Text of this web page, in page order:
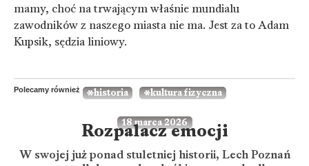
mamy, choć na trwającym właśnie mundialu
zawodników z naszego miasta nie ma. Jest za to Adam
Kupsik, sędzia liniowy.
Polecamy również
18 marca 2026
historia kultura fizyczna
Rozpalacz emocji
W swojej już ponad stuletniej historii, Lech Poznań